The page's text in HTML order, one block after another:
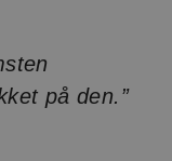
på den.”